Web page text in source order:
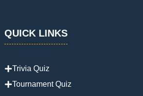
QUICK LINKS
Trivia Quiz
Tournament Quiz